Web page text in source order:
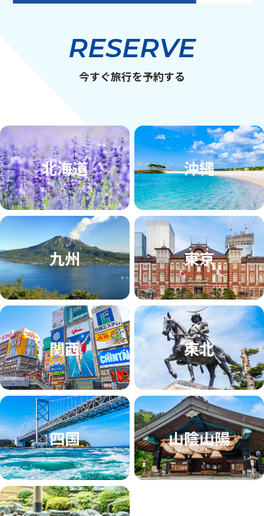
RESERVE
今すぐ旅行を予約する
北海道 沖縄
九州 東京
関西 東北
四国 山陰山陽